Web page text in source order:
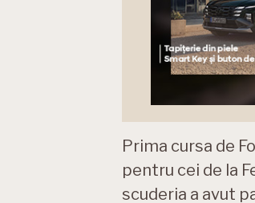
Prima cursa de
pentru cei de la
scuderia a avut